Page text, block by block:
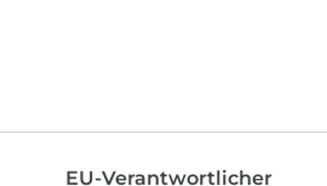
EU-Verantwortlicher